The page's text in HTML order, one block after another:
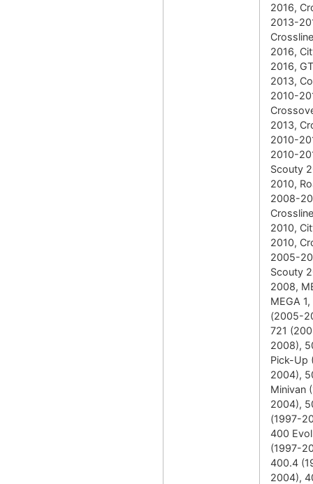
2016,
2013-
2016,
2016,
2013,
2010-
2013,
2010-
2010-
Scouty
2010,
2008-
2010,
2010,
2005-
Scouty
2008,
MEGA 1,
(2005-
721
2008),
Pick-Up
2004),
Minivan
2004),
(1997-
400
(1997-
400.4
2004),